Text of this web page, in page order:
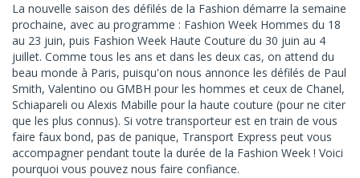
La nouvelle saison des défilés de la Fashion démarre la semaine
prochaine, avec au programme : Fashion Week Hommes du 18
au 23 juin, puis Fashion Week Haute Couture du 30 juin au 4
juillet. Comme tous les ans et dans les deux cas, on attend du
beau monde à Paris, puisqu'on nous annonce les défilés de Paul
Smith, Valentino ou GMBH pour les hommes et ceux de Chanel,
Schiapareli ou Alexis Mabille pour la haute couture (pour ne citer
que les plus connus). Si votre transporteur est en train de vous
faire faux bond, pas de panique, Transport Express peut vous
accompagner pendant toute la durée de la Fashion Week ! Voici
pourquoi vous pouvez nous faire confiance.